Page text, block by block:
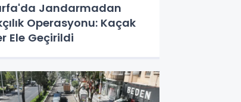
Jandarmadan
Operasyonu: Kaçak
Ele Geçirildi